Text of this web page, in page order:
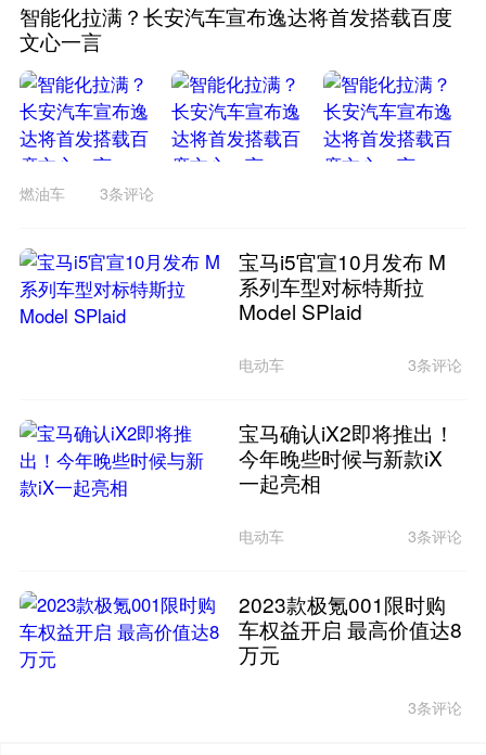
智能化拉满？长安汽车宣布逸达将首发搭载百度
文心一言
燃油车 3条评论
宝马i5官宣10月发布 M
系列车型对标特斯拉
Model SPlaid
电动车 3条评论
宝马确认iX2即将推出！
今年晚些时候与新款iX
一起亮相
电动车 3条评论
2023款极氪001限时购
车权益开启 最高价值达8
万元
3条评论